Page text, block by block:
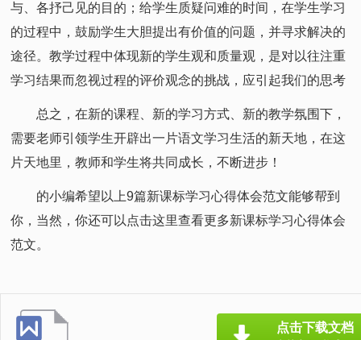
与、各抒己见的目的；给学生质疑问难的时间，在学生学习
的过程中，鼓励学生大胆提出有价值的问题，并寻求解决的
途径。教学过程中体现新的学生观和质量观，是对以往注重
学习结果而忽视过程的评价观念的挑战，应引起我们的思考
总之，在新的课程、新的学习方式、新的教学氛围下，
需要老师引领学生开辟出一片语文学习生活的新天地，在这
片天地里，教师和学生将共同成长，不断进步！
的小编希望以上9篇新课标学习心得体会范文能够帮到
你，当然，你还可以点击这里查看更多新课标学习心得体会
范文。
点击下载文档